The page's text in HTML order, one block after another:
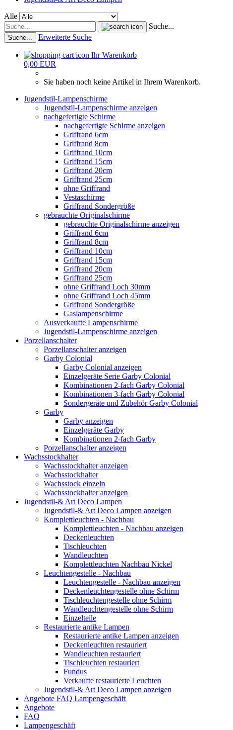
Alle
Suche...
Suche... Erweiterte Suche
Ihr Warenkorb
0,00 EUR
Sie haben noch keine Artikel in Ihrem Warenkorb.
Jugendstil-Lampenschirme
Jugendstil-Lampenschirme anzeigen
nachgefertigte Schirme
nachgefertigte Schirme anzeigen
Griffrand 6cm
Griffrand 8cm
Griffrand 10cm
Griffrand 15cm
Griffrand 20cm
Griffrand 25cm
ohne Griffrand
Vestaschirme
Griffrand Sondergröße
gebrauchte Originalschirme
gebrauchte Originalschirme anzeigen
Griffrand 6cm
Griffrand 8cm
Griffrand 10cm
Griffrand 15cm
Griffrand 20cm
Griffrand 25cm
ohne Griffrand Loch 30mm
ohne Griffrand Loch 45mm
Griffrand Sondergröße
Gaslampenschirme
Ausverkaufte Lampenschirme
Jugendstil-Lampenschirme anzeigen
Porzellanschalter
Porzellanschalter anzeigen
Garby Colonial
Garby Colonial anzeigen
Einzelgeräte Serie Garby Colonial
Kombinationen 2-fach Garby Colonial
Kombinationen 3-fach Garby Colonial
Sondergeräte und Zubehör Garby Colonial
Garby
Garby anzeigen
Einzelgeräte Garby
Kombinationen 2-fach Garby
Porzellanschalter anzeigen
Wachsstockhalter
Wachsstockhalter anzeigen
Wachsstockhalter
Wachsstock einzeln
Wachsstockhalter anzeigen
Jugendstil-& Art Deco Lampen
Jugendstil-& Art Deco Lampen anzeigen
Komplettleuchten - Nachbau
Komplettleuchten - Nachbau anzeigen
Deckenleuchten
Tischleuchten
Wandleuchten
Komplettleuchten Nachbau Nickel
Leuchtengestelle - Nachbau
Leuchtengestelle - Nachbau anzeigen
Deckenleuchtengestelle ohne Schirm
Tischleuchtengestelle ohne Schirm
Wandleuchtengestelle ohne Schirm
Einzelteile
Restaurierte antike Lampen
Restaurierte antike Lampen anzeigen
Deckenleuchten restauriert
Wandleuchten restauriert
Tischleuchten restauriert
Fundus
Verkaufte restaurierte Leuchten
Jugendstil-& Art Deco Lampen anzeigen
Angebote FAQ Lampengeschäft
Angebote
FAQ
Lampengeschäft